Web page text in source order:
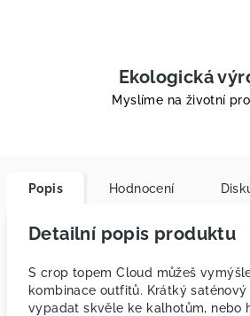
Ekologická
Myslíme na životní
Popis Hodnocení
Detailní popis produktu
S crop topem Cloud můžeš
kombinace outfitů. Krátký
vypadat skvěle ke kalhotům, nebo